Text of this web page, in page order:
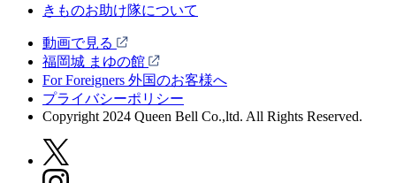
きものお助け隊について
動画で見る
福岡城 まゆの館
For Foreigners 外国のお客様へ
プライバシーポリシー
Copyright 2024 Queen Bell Co.,ltd. All Rights Reserved.